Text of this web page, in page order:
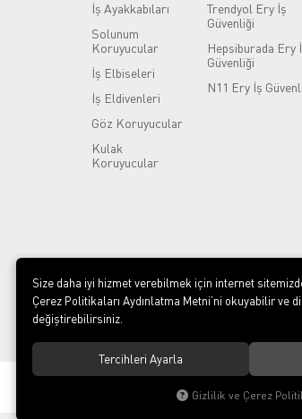
İş Ayakkabıları
Solunum
Koruyucular
İş Elbiseleri
İş Eldivenleri
Göz Koruyucular
Kulak
Koruyucular
Trendyol Ery İş
Güvenliği
Hepsiburada Ery
Güvenliği
N11 Ery İş
ERY İş Güvenliği Ekipmanları
Size daha iyi hizmet verebilmek için internet
Çerez Politikaları Aydınlatma Metni’ni okuyabilir ve
değiştirebilirsiniz.
Tercihleri Ayarla
Gizlilik ve Çerez